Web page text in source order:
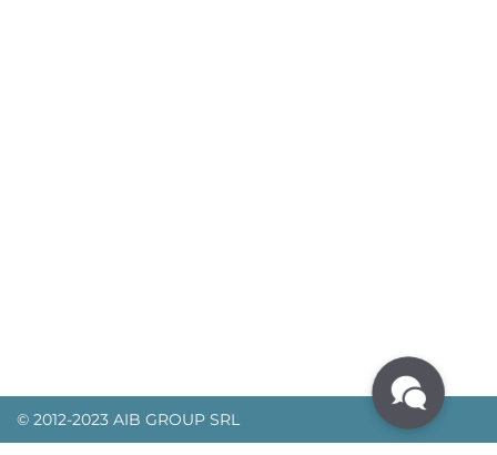
© 2012-2023 AIB GROUP SRL